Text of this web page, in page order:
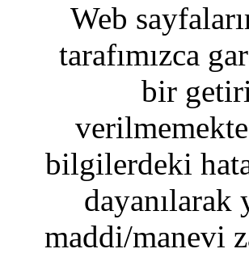
Web
tarafımızca
bir
bilgilerdeki
dayanılarak
maddi/manevi